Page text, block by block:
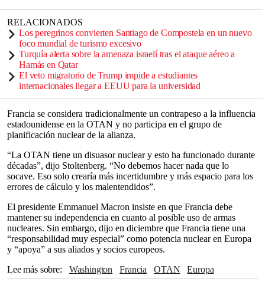
RELACIONADOS
Los peregrinos convierten Santiago de Compostela en un nuevo
foco mundial de turismo excesivo
Turquía alerta sobre la amenaza israelí tras el ataque aéreo a
Hamás en Qatar
El veto migratorio de Trump impide a estudiantes
internacionales llegar a EEUU para la universidad
Francia se considera tradicionalmente un contrapeso a la influencia
estadounidense en la OTAN y no participa en el grupo de
planificación nuclear de la alianza.
“La OTAN tiene un disuasor nuclear y esto ha funcionado durante
décadas”, dijo Stoltenberg. “No debemos hacer nada que lo
socave. Eso solo crearía más incertidumbre y más espacio para los
errores de cálculo y los malentendidos”.
El presidente Emmanuel Macron insiste en que Francia debe
mantener su independencia en cuanto al posible uso de armas
nucleares. Sin embargo, dijo en diciembre que Francia tiene una
“responsabilidad muy especial” como potencia nuclear en Europa
y “apoya” a sus aliados y socios europeos.
Lee más sobre
Washington Francia OTAN
Europa